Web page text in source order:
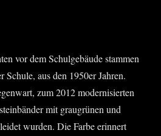
vor dem Schul­ge­bäu­de stam­men
Schu­le, aus den 1950er Jah­ren.
zum 2012 moder­ni­sier­ten
mit grau­grü­nen und
wur­den. Die Far­be erin­nert